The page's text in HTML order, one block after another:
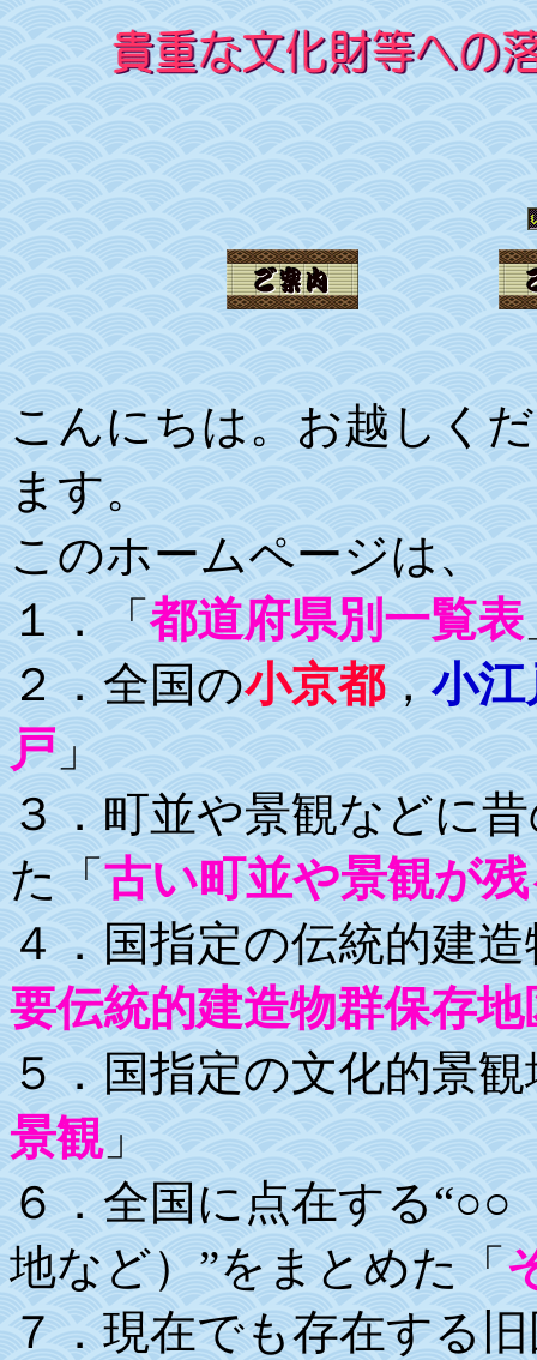
こんにちは。お越しく
ます。
このホームページは、
１．「都道府県別一覧表
２．全国の小京都，小江
戸」
３．町並や景観などに
た「古い町並や景観が
４．国指定の伝統的建
要伝統的建造物群保存地
５．国指定の文化的景
景観」
６．全国に点在する“○○
地など）”をまとめた「
７．現在でも存在する